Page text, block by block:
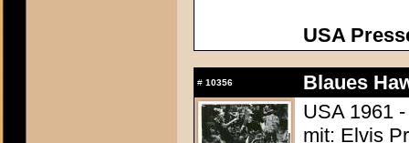
USA
# 10356
Blaues
USA 1961
mit: Elvis